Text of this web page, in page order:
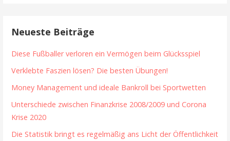
Neueste Beiträge
Diese Fußballer verloren ein Vermögen beim Glücksspiel
Verklebte Faszien lösen? Die besten Übungen!
Money Management und ideale Bankroll bei Sportwetten
Unterschiede zwischen Finanzkrise 2008/2009 und Corona
Krise 2020
Die Statistik bringt es regelmäßig ans Licht der Öffentlichkeit